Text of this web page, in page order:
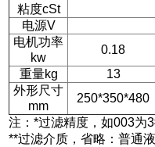
粘度cSt
电源V
电机功率
kw
0.18
重量kg
13
外形尺寸
mm
250*350*480
注：*过滤精度，如003为
**过滤介质，省略：普通